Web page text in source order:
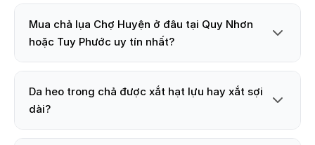
Mua chả lụa Chợ Huyện ở đâu tại Quy Nhơn
hoặc Tuy Phước uy tín nhất?
Da heo trong chả được xắt hạt lựu hay xắt sợi
dài?